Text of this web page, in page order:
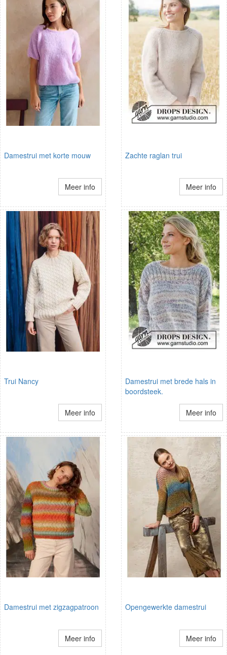
Damestrui met korte mouw
Meer info
Zachte raglan trui
Meer info
Trui Nancy
Meer info
Damestrui met brede hals in
boordsteek.
Meer info
Damestrui met zigzagpatroon
Meer info
Opengewerkte damestrui
Meer info